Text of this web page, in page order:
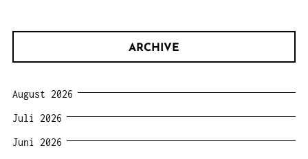
ARCHIVE
August 2026
Juli 2026
Juni 2026